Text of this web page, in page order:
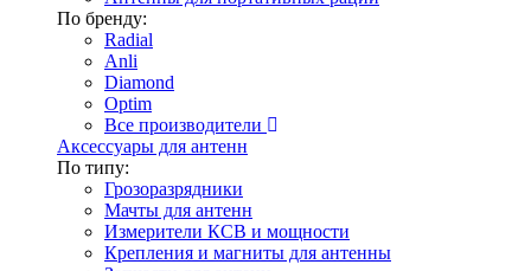
По бренду:
Radial
Anli
Diamond
Optim
Все производители
Аксессуары для антенн
По типу:
Грозоразрядники
Мачты для антенн
Измерители КСВ и мощности
Крепления и магниты для антенны